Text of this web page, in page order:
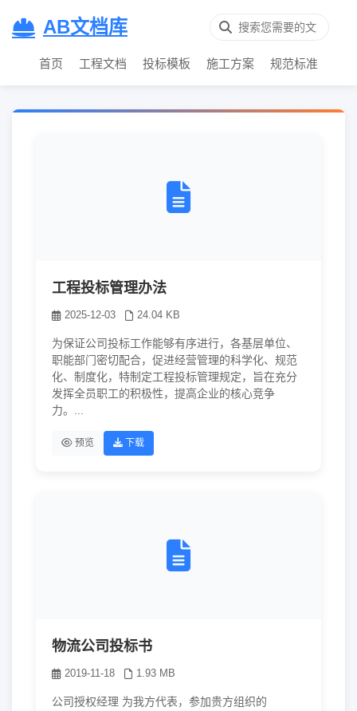
AB文档库
首页 工程文档 投标模板 施工方案 规范标准
工程投标管理办法
2025-12-03 24.04 KB
为保证公司投标工作能够有序进行，各基层单位、
职能部门密切配合，促进经营管理的科学化、规范
化、制度化，特制定工程投标管理规定，旨在充分
发挥全员职工的积极性，提高企业的核心竞争
力。...
预览 下载
物流公司投标书
2019-11-18 1.93 MB
公司授权经理 为我方代表，参加贵方组织的